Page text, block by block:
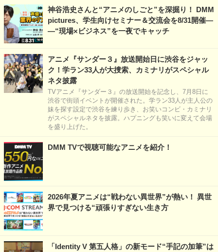
神谷浩史さんと“アニメのしごと”を深掘り！ DMM
pictures、学生向けセミナー＆交流会を8/31開催―
―“現場×ビジネス”を一夜でキャッチ
アニメ『サンダー３』放送開始日に渋谷をジャッ
ク！学ラン33人が大捜索、カミナリがスペシャル
ネタ披露
TVアニメ『サンダー３』の放送開始を記念し、7月8日に
渋谷で街頭イベントが開催された。学ラン33人が主人公の
妹を探す設定で渋谷を練り歩き、お笑いコンビ・カミナリ
がスペシャルネタを披露。ハプニングも笑いに変えて会場
を盛り上げた。
DMM TVで視聴可能なアニメを紹介！
2026年夏アニメは“戦わない異世界”が熱い！ 異世
界で見つける“頑張りすぎない生き方
「Identity V 第五人格」の新モード“手記の加筆”は